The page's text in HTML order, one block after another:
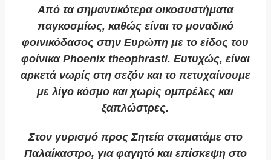
Από τα σημαντικότερα οικοσυστήματα
παγκοσμίως, καθώς είναι το μοναδικό
φοινικόδασος στην Ευρώπη με το είδος του
φοίνικα Phoenix theophrasti. Ευτυχώς, είναι
αρκετά νωρίς στη σεζόν και το πετυχαίνουμε
με λίγο κόσμο και χωρίς ομπρέλες και
ξαπλώστρες.
Στον γυρισμό προς Σητεία σταματάμε στο
Παλαίκαστρο, για φαγητό και επίσκεψη στο